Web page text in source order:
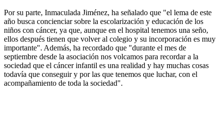
Por su parte, Inmaculada Jiménez, ha señalado que "el lema de este
año busca concienciar sobre la escolarización y educación de los
niños con cáncer, ya que, aunque en el hospital tenemos una seño,
ellos después tienen que volver al colegio y su incorporación es muy
importante". Además, ha recordado que "durante el mes de
septiembre desde la asociación nos volcamos para recordar a la
sociedad que el cáncer infantil es una realidad y hay muchas cosas
todavía que conseguir y por las que tenemos que luchar, con el
acompañamiento de toda la sociedad".